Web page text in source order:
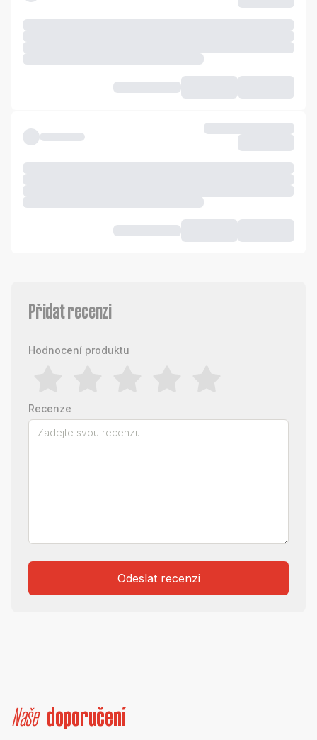
Přidat recenzi
Hodnocení produktu
Recenze
Odeslat recenzi
Naše doporučení